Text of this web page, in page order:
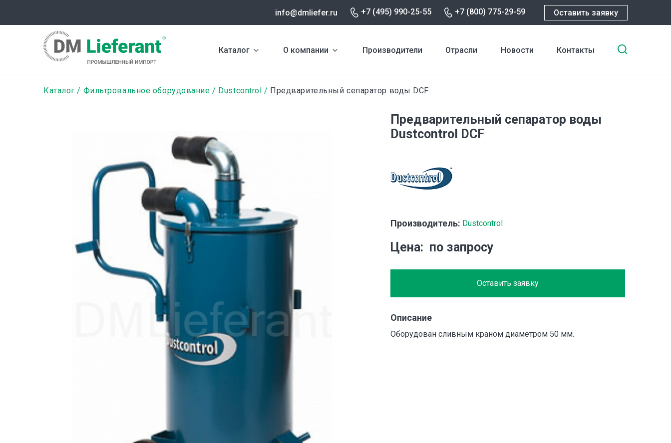
содержанию
info@dmliefer.ru +7 (495) 990-25-55 +7 (800) 775-29-59 Оставить заявку
Каталог О компании Производители Отрасли Новости Контакты
Строка
Каталог Фильтровальное оборудование Dustcontrol Предварительный сепаратор воды DCF
Предварительный сепаратор воды
Dustcontrol DCF
Производитель: Dustcontrol
Цена по запросу
Оставить заявку
Описание
Оборудован сливным краном диаметром 50 мм.